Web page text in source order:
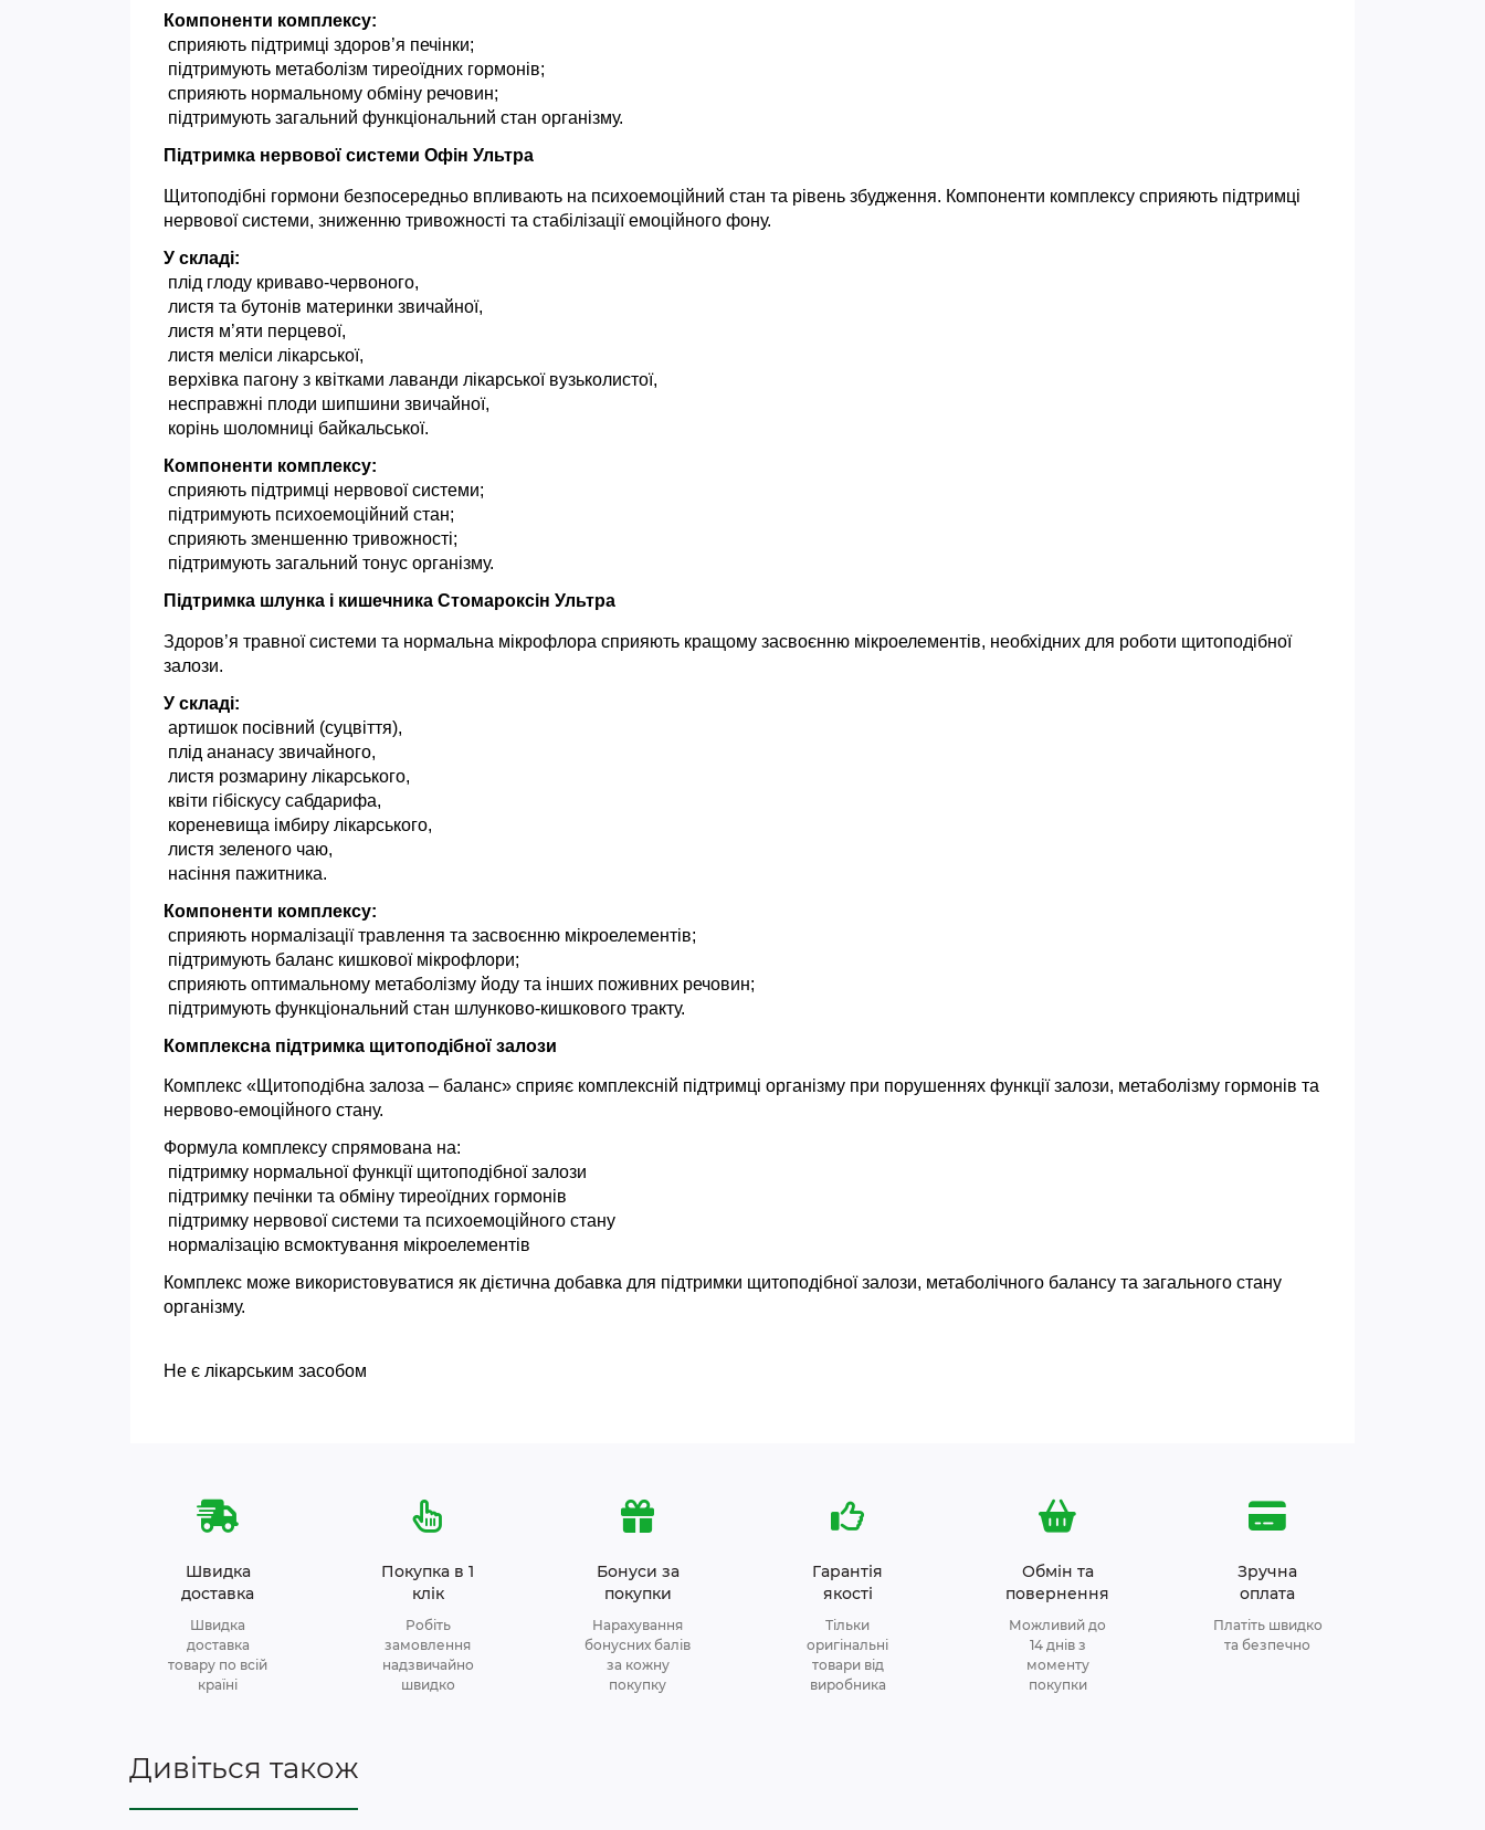
Компоненти комплексу:
сприяють підтримці здоров’я печінки;
підтримують метаболізм тиреоїдних гормонів;
сприяють нормальному обміну речовин;
підтримують загальний функціональний стан організму.
Підтримка нервової системи Офін Ультра
Щитоподібні гормони безпосередньо впливають на психоемоційний стан та рівень збудження. Компоненти комплексу сприяють підтримці
нервової системи, зниженню тривожності та стабілізації емоційного фону.
У складі:
плід глоду криваво-червоного,
листя та бутонів материнки звичайної,
листя м’яти перцевої,
листя меліси лікарської,
верхівка пагону з квітками лаванди лікарської вузьколистої,
несправжні плоди шипшини звичайної,
корінь шоломниці байкальської.
Компоненти комплексу:
сприяють підтримці нервової системи;
підтримують психоемоційний стан;
сприяють зменшенню тривожності;
підтримують загальний тонус організму.
Підтримка шлунка і кишечника Стомароксін Ультра
Здоров’я травної системи та нормальна мікрофлора сприяють кращому засвоєнню мікроелементів, необхідних для роботи щитоподібної
залози.
У складі:
артишок посівний (суцвіття),
плід ананасу звичайного,
листя розмарину лікарського,
квіти гібіскусу сабдарифа,
кореневища імбиру лікарського,
листя зеленого чаю,
насіння пажитника.
Компоненти комплексу:
сприяють нормалізації травлення та засвоєнню мікроелементів;
підтримують баланс кишкової мікрофлори;
сприяють оптимальному метаболізму йоду та інших поживних речовин;
підтримують функціональний стан шлунково-кишкового тракту.
Комплексна підтримка щитоподібної залози
Комплекс «Щитоподібна залоза – баланс» сприяє комплексній підтримці організму при порушеннях функції залози, метаболізму гормонів та
нервово-емоційного стану.
Формула комплексу спрямована на:
підтримку нормальної функції щитоподібної залози
підтримку печінки та обміну тиреоїдних гормонів
підтримку нервової системи та психоемоційного стану
нормалізацію всмоктування мікроелементів
Комплекс може використовуватися як дієтична добавка для підтримки щитоподібної залози, метаболічного балансу та загального стану
організму.
Не є лікарським засобом
Швидка
доставка
Швидка
доставка
товару по всій
країні
Покупка в 1
клік
Робіть
замовлення
надзвичайно
швидко
Бонуси за
покупки
Нарахування
бонусних балів
за кожну
покупку
Гарантія
якості
Тільки
оригінальні
товари від
виробника
Обмін та
повернення
Можливий до
14 днів з
моменту
покупки
Зручна
оплата
Платіть швидко
та безпечно
Дивіться також